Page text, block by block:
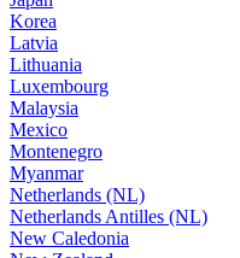
Korea
Latvia
Lithuania
Luxembourg
Malaysia
Mexico
Montenegro
Myanmar
Netherlands (NL)
Netherlands Antilles (NL)
New Caledonia